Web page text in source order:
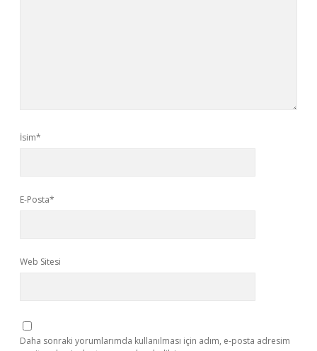
İsim*
E-Posta*
Web Sitesi
Daha sonraki yorumlarımda kullanılması için adım, e-posta adresim